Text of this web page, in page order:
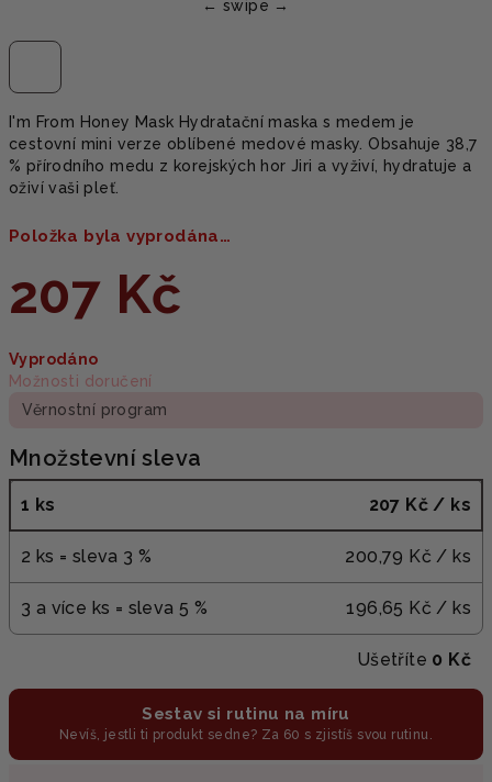
I'm From Honey Mask Hydratační maska s medem je
cestovní mini verze oblíbené medové masky. Obsahuje 38,7
% přírodního medu z korejských hor Jiri a vyživí, hydratuje a
oživí vaši pleť.
Položka byla vyprodána…
207 Kč
cena:
Vyprodáno
Možnosti doručení
Věrnostní program
Množstevní sleva
1 ks 207 Kč / ks
2 ks = sleva 3 % 200,79 Kč / ks
3 a více ks = sleva 5 % 196,65 Kč / ks
Ušetříte 0 Kč
Sestav si rutinu na míru
Nevíš, jestli ti produkt sedne? Za 60 s zjistíš svou rutinu.